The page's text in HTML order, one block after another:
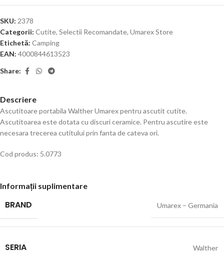
SKU: 2378
Categorii: Cutite, Selectii Recomandate, Umarex Store
Etichetă: Camping
EAN: 4000844613523
Share:
Descriere
Ascutitoare portabila Walther Umarex pentru ascutit cutite.
Ascutitoarea este dotata cu discuri ceramice. Pentru ascutire este
necesara trecerea cutitului prin fanta de cateva ori.
Cod produs: 5.0773
Informații suplimentare
BRAND Umarex – Germania
SERIA Walther